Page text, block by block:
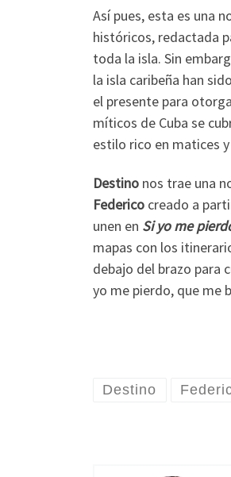
Así pues, esta es una
históricos, redactada
toda la isla. Sin
la isla caribeña han
el presente para
míticos de Cuba se
estilo rico en matices
Destino nos trae una
Federico creado a
unen en Si yo me
mapas con los
debajo del brazo para
yo me pierdo, que me
Destino